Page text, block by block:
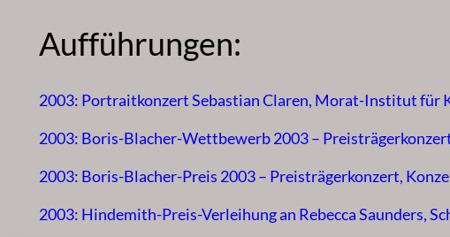
Aufführungen:
2003: Portraitkonzert Sebastian Claren, Morat-Institut für
2003: Boris-Blacher-Wettbewerb 2003 –
2003: Boris-Blacher-Preis 2003 – Preisträgerkonzert,
2003: Hindemith-Preis-Verleihung an Rebecca Saunders,